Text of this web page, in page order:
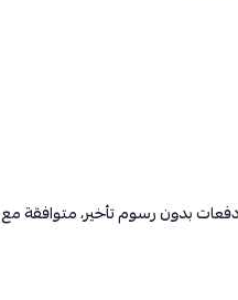
دفعات بدون رسوم تأخير، متوافقة مع